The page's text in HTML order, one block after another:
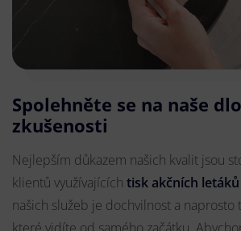
Spolehněte se na naše
zkušenosti
Nejlepším důkazem našich kvalit jsou
klientů využívajících tisk akčních
našich služeb je dochvilnost a naprosto